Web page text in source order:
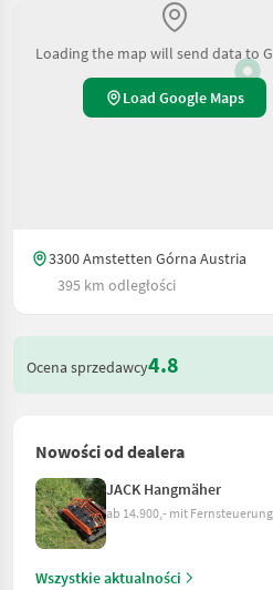
Loading the map will send data to
Load Google Maps
3300 Amstetten Górna Austria
395 km odległości
Ocena sprzedawcy4.8
Nowości od dealera
JACK Hangmäher
ab 14.900,- mit
Wszystkie aktualności